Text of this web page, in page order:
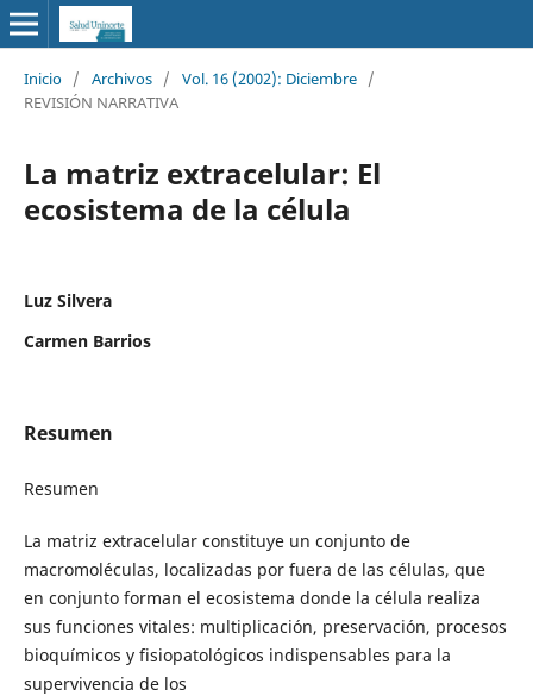
Inicio / Archivos / Vol. 16 (2002): Diciembre /
REVISIÓN NARRATIVA
La matriz extracelular: El
ecosistema de la célula
Luz Silvera
Carmen Barrios
Resumen
Resumen
La matriz extracelular constituye un conjunto de
macromoléculas, localizadas por fuera de las células, que
en conjunto forman el ecosistema donde la célula realiza
sus funciones vitales: multiplicación, preservación, procesos
bioquímicos y fisiopatológicos indispensables para la
supervivencia de los